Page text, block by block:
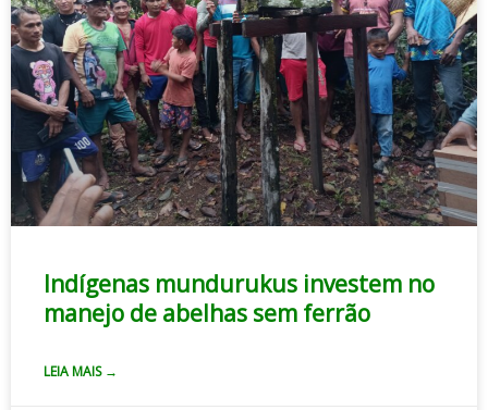
Indígenas mundurukus investem no
manejo de abelhas sem ferrão
LEIA MAIS →